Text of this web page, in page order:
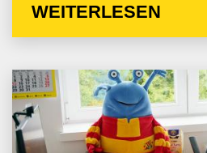
WEITERLESEN